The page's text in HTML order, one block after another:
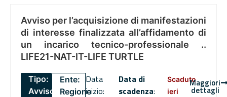
Avviso per l’acquisizione di manifestazioni
di interesse finalizzata all’affidamento di
un incarico tecnico-professionale ..
LIFE21-NAT-IT-LIFE TURTLE
Tipo:
Avviso
Ente:
Regione
Data
inizio:
Data di
scadenza:
Scaduto
ieri
Maggiori
dettagli